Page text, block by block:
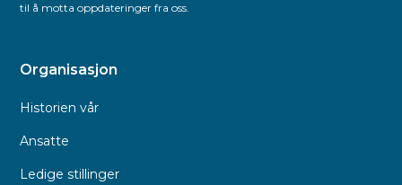
til å motta oppdateringer fra oss.
Organisasjon
Historien vår
Ansatte
Ledige stillinger